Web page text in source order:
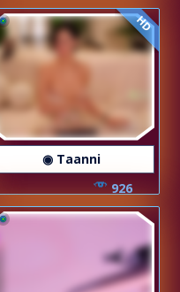
HD
◉ Taanni
926